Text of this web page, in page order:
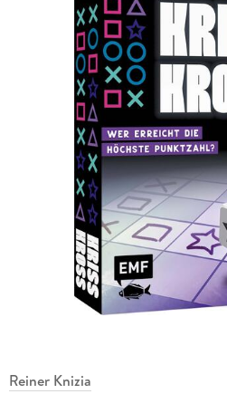
Reiner Knizia